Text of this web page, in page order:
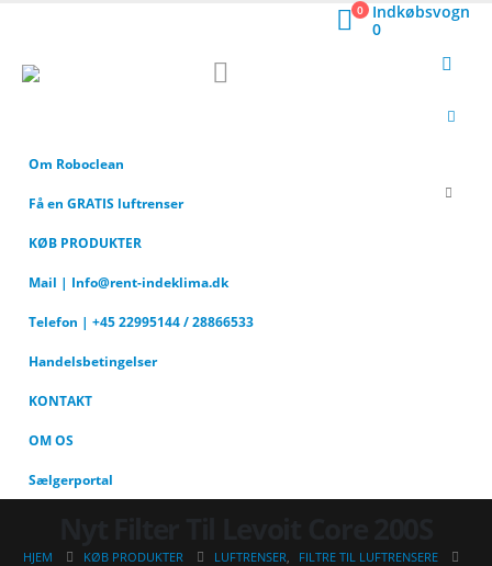
0
Indkøbsvogn
0
Om Roboclean
Få en GRATIS luftrenser
KØB PRODUKTER
Mail | Info@rent-indeklima.dk
Telefon | +45 22995144 / 28866533
Handelsbetingelser
KONTAKT
OM OS
Sælgerportal
HJEM KØB PRODUKTER LUFTRENSER,
FILTRE TIL LUFTRENSERE